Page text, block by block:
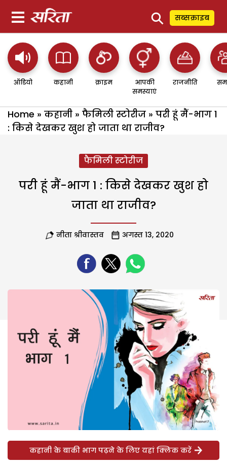
⚲ सब्सक्राइब
ऑडियो कहानी क्राइम
आपकी
समस्याएं
राजनीति
Home » कहानी » फैमिली स्टोरीज » परी हूं मैं-भाग 1
: किसे देखकर खुश हो जाता था राजीव?
फैमिली स्टोरीज
परी हूं मैं-भाग 1 : किसे देखकर खुश हो
जाता था राजीव?
नीता श्रीवास्तव अगस्त 13, 2020
कहानी के बाकी भाग पढ़ने के लिए यहां क्लिक करें